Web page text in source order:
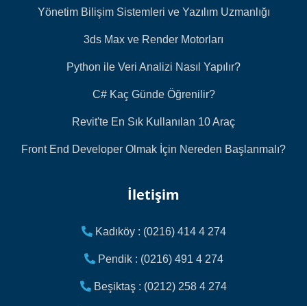
Yönetim Bilişim Sistemleri ve Yazılım Uzmanlığı
3ds Max ve Render Motorları
Python ile Veri Analizi Nasıl Yapılır?
C# Kaç Günde Öğrenilir?
Revit'te En Sık Kullanılan 10 Araç
Front End Developer Olmak İçin Nereden Başlanmalı?
İletişim
Kadıköy : (0216) 414 4 274
Pendik : (0216) 491 4 274
Beşiktaş : (0212) 258 4 274